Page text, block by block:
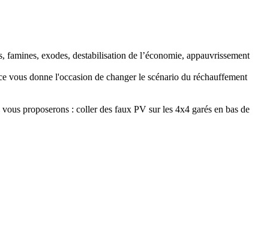
exodes, destabilisation de l’économie, appauvrissement
vous donne l'occasion de changer le scénario du réchauffement
proposerons : coller des faux PV sur les 4x4 garés en bas de